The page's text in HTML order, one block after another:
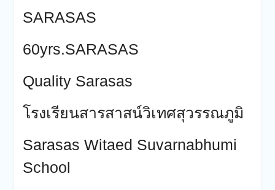
SARASAS
60yrs.SARASAS
Quality Sarasas
โรงเรียนสารสาสน์วิเทศสุวรรณภูมิ
Sarasas Witaed Suvarnabhumi
School